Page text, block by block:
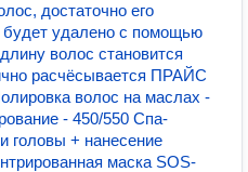
достаточно его
будет удалено с помощью
волос становится
расчёсывается ПРАЙС
волос на маслах -
- 450/550 Спа-
головы + нанесение
маска SOS-